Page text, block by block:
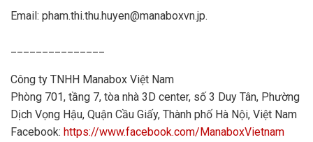
Email: pham.thi.thu.huyen@manaboxvn.jp.
Công ty TNHH Manabox Việt Nam
Phòng 701, tầng 7, tòa nhà 3D center, số 3 Duy Tân, Phường
Dịch Vọng Hậu, Quận Cầu Giấy, Thành phố Hà Nội, Việt Nam
Facebook: https://www.facebook.com/ManaboxVietnam